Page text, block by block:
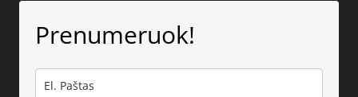
Prenumeruok!